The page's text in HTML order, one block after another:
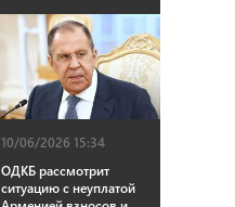
10/06/2026 15:34
ОДКБ рассмотрит
ситуацию с неуплатой